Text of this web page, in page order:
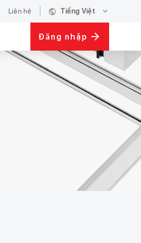
Liên hệ public Tiếng Việt expand_more
Đăng nhập